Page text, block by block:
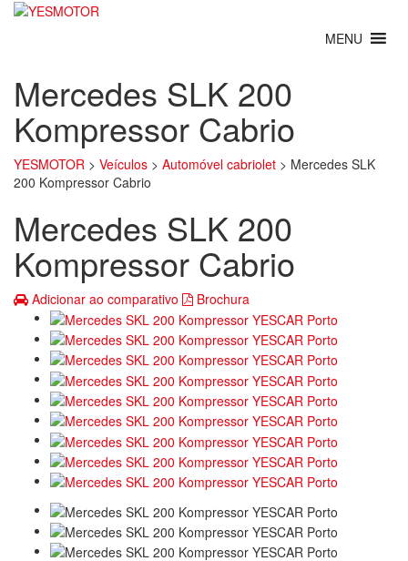
Mercedes SLK 200
Kompressor Cabrio
YESMOTOR > Veículos > Automóvel cabriolet > Mercedes SLK
200 Kompressor Cabrio
Mercedes SLK 200
Kompressor Cabrio
Adicionar ao comparativo Brochura